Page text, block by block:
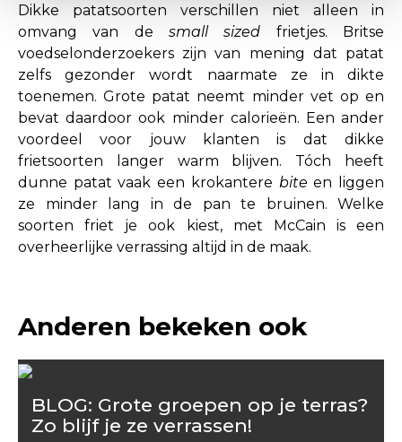
Dikke patatsoorten verschillen niet alleen in
omvang van de small sized frietjes. Britse
voedselonderzoekers zijn van mening dat patat
zelfs gezonder wordt naarmate ze in dikte
toenemen. Grote patat neemt minder vet op en
bevat daardoor ook minder calorieën. Een ander
voordeel voor jouw klanten is dat dikke
frietsoorten langer warm blijven. Tóch heeft
dunne patat vaak een krokantere bite en liggen
ze minder lang in de pan te bruinen. Welke
soorten friet je ook kiest, met McCain is een
overheerlijke verrassing altijd in de maak.
Anderen bekeken ook
BLOG: Grote groepen op je terras?
Zo blijf je ze verrassen!